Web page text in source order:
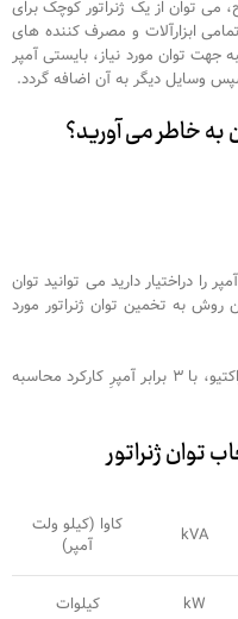
توان از یک ژنراتور کوچک برای
ابزارآلات و مصرف کننده های
توان مورد نیاز، بایستی آمپر
وسایل دیگر به آن اضافه گردد.
به خاطر می آورید؟
را دراختیار دارید می توانید توان
روش به تخمین توان ژنراتور مورد
بایدتوجه داشت که توان راه اندازی تجهیزات راکتیو، با ۳ برابر آمپرِ کارکرد محاسبه
توان ژنراتور
kVA
کاوا (کیلو ولت
آمپر)
kW کیلوات